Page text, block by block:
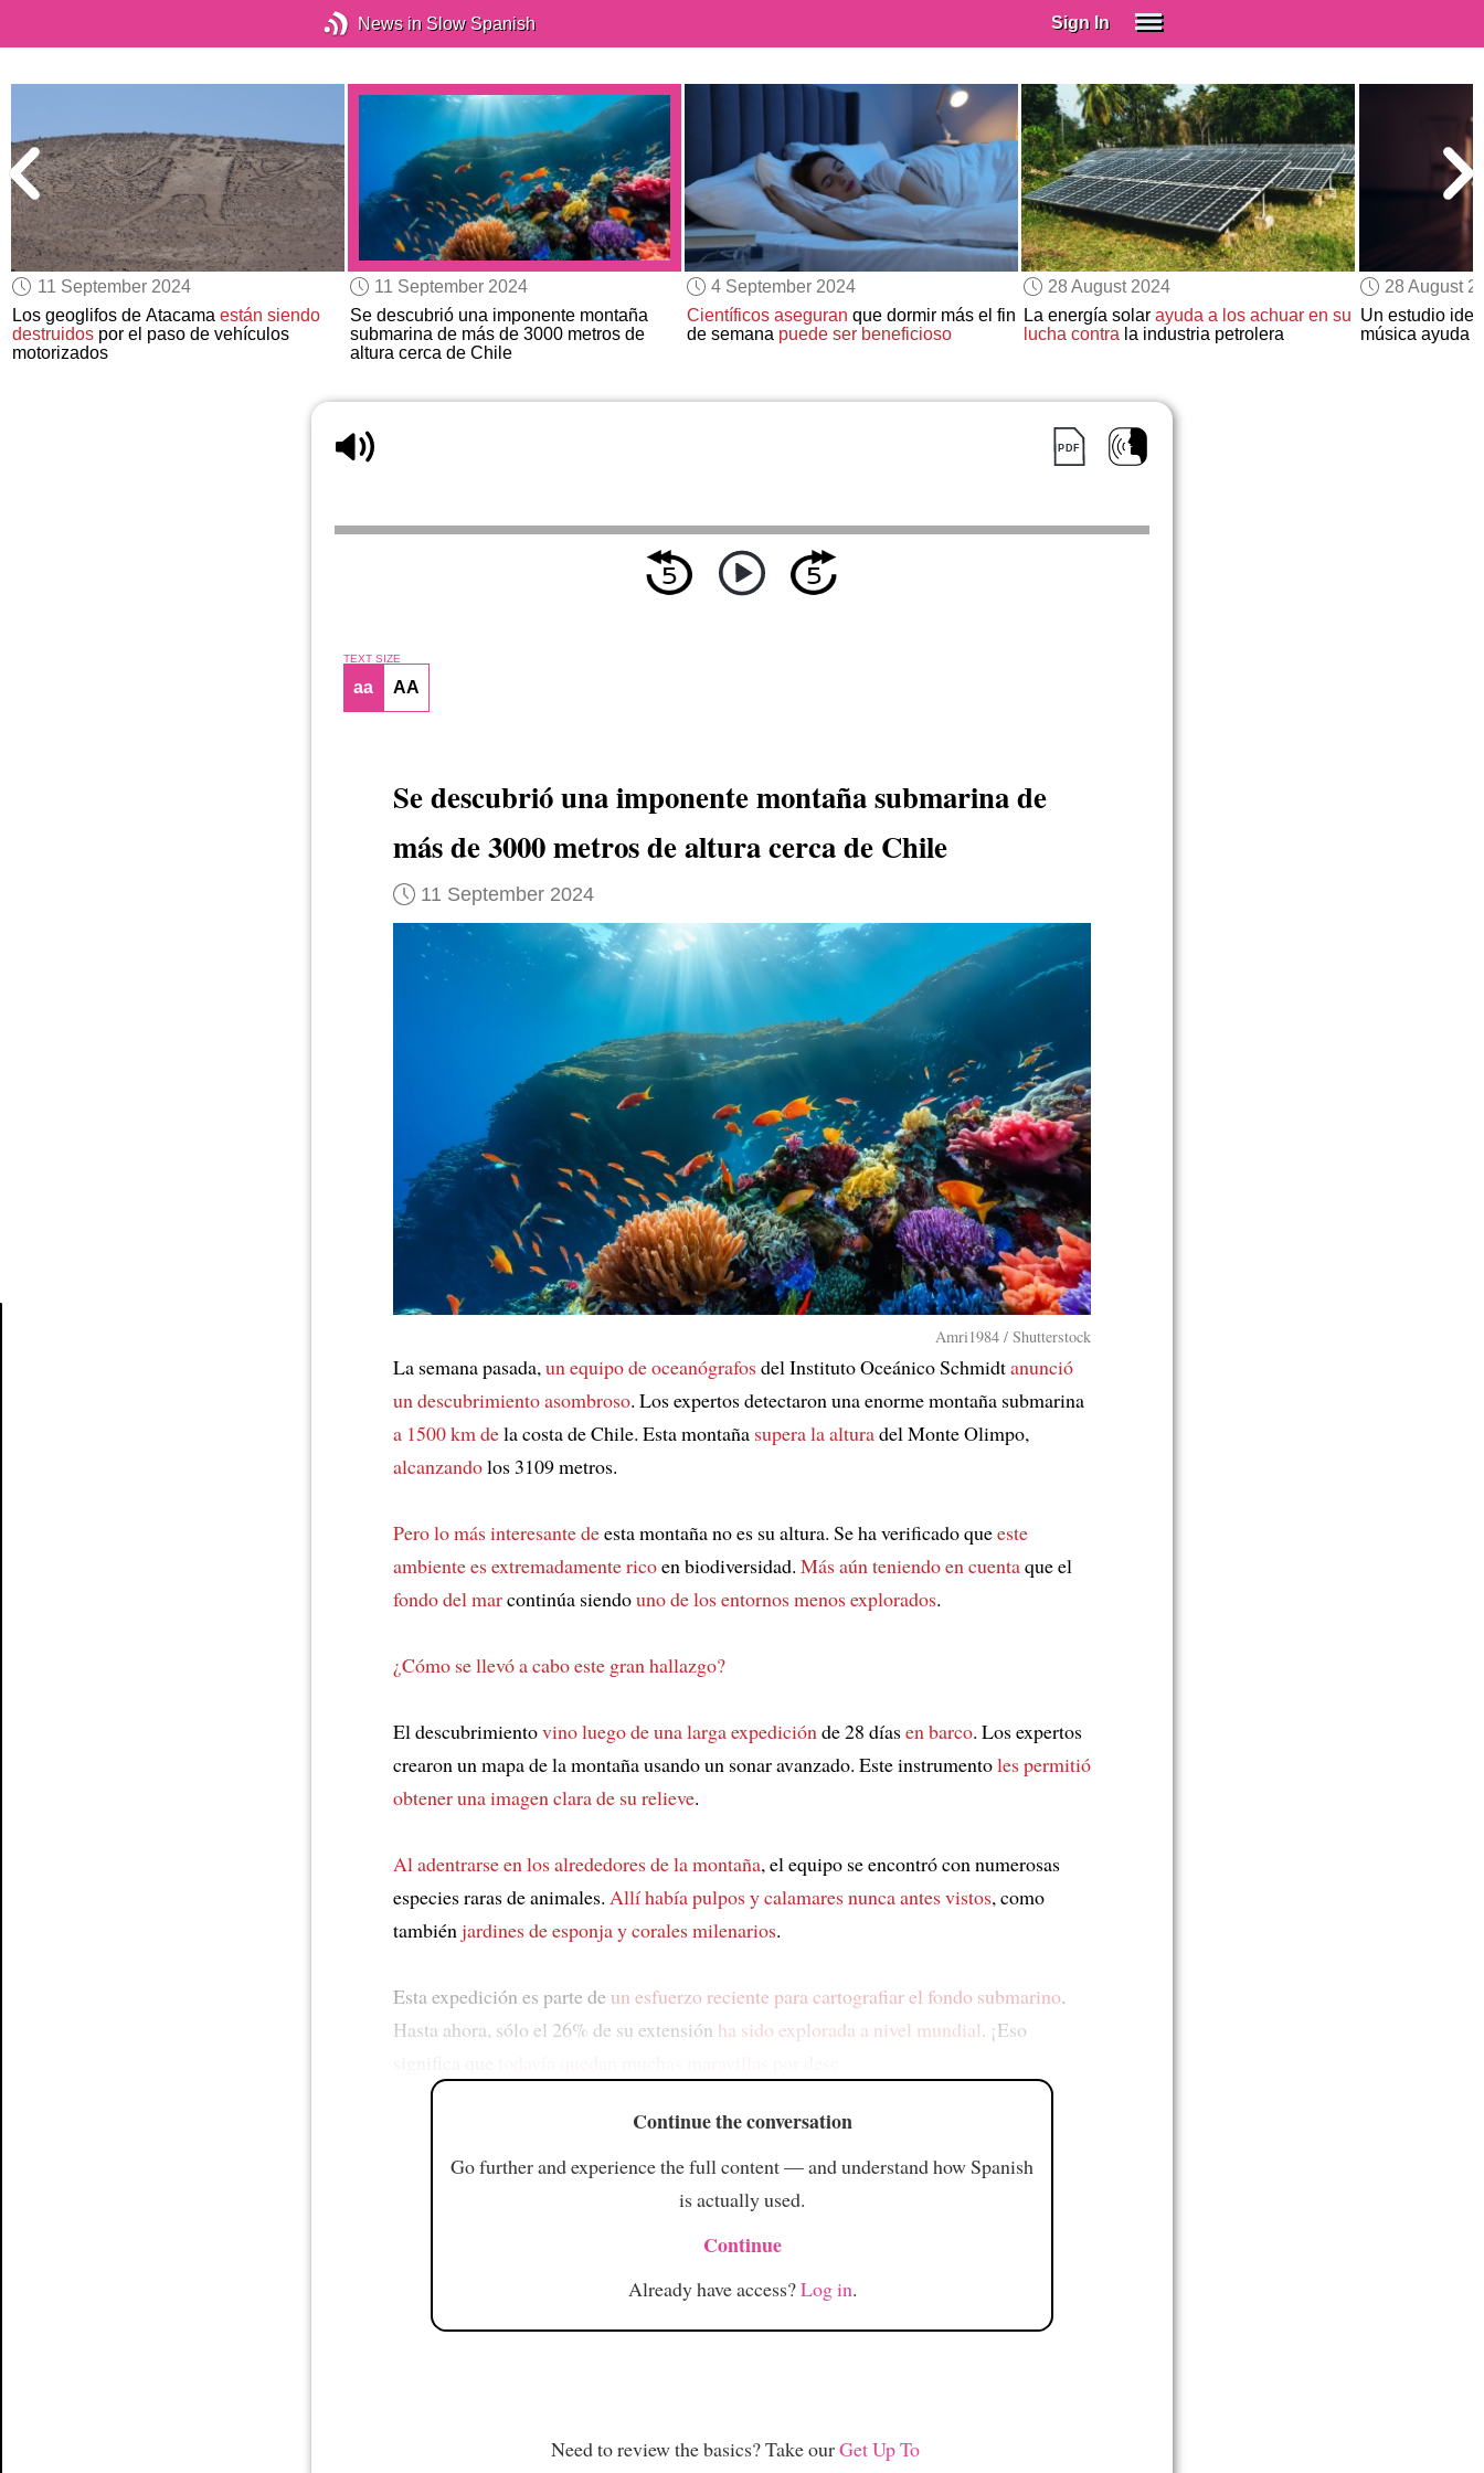
News in Slow Spanish Sign In
Spanish (Spain)
Spanish (Latino)
SUBSCRIBE
EDUCATIONAL LICENSES
GIFT CARDS
OTHER LANGUAGES
ABOUT US
11 September 2024
Los geoglifos de Atacamaestán siendo
destruidos por el paso de vehículos
motorizados
11 September 2024
Se descubrió una imponente montaña
submarina de más de 3000 metros de
altura cerca de Chile
4 September 2024
Científicos aseguran que dormir más el fin
de semana puede ser beneficioso
28 August 2024
La energía solar ayuda a los achuar en su
lucha contrala industria petrolera
28 August
Un estudio
música ayuda
TEXT SIZE
aa AA
Se descubrió una imponente montaña submarina de
más de 3000 metros de altura cerca de Chile
11 September 2024
Amri1984 / Shutterstock
La semana pasada, un equipo de oceanógrafosdel Instituto Oceánico Schmidtanunció
un descubrimiento asombroso. Los expertos detectaron una enorme montaña submarina
a 1500 km dela costa de Chile. Esta montaña supera la alturadel Monte Olimpo,
alcanzandolos 3109 metros.
Pero lo más interesante deesta montaña no es su altura. Se ha verificado queeste
ambiente es extremadamente ricoen biodiversidad. Más aún teniendo en cuentaque el
fondo del marcontinúa siendouno de los entornos menos explorados.
¿Cómo se llevó a cabo este gran hallazgo?
El descubrimientovino luego de una larga expedición de 28 díasen barco. Los expertos
crearon un mapa de la montaña usando un sonar avanzado. Este instrumentoles permitió
obtener una imagen clara de su relieve.
Al adentrarse en los alrededores de la montaña, el equipo se encontró con numerosas
especies raras de animales. Allí había pulpos y calamares nunca antes vistos, como
también jardines de esponja y corales milenarios.
Esta expedición es parte deun esfuerzo reciente para cartografiar el fondo submarino.
Hasta ahora, sólo el 26% de su extensión ha sido explorada a nivel mundial. ¡Eso
Continue the conversation
Go further and experience the full content — and understand how Spanish
is actually used.
Continue
Already have access?Log in.
Need to review the basics? Take ourGet Up To